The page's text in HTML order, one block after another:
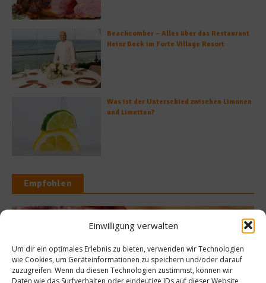
Einwilligung verwalten
Um dir ein optimales Erlebnis zu bieten, verwenden wir Technologien
wie Cookies, um Geräteinformationen zu speichern und/oder darauf
zuzugreifen. Wenn du diesen Technologien zustimmst, können wir
Daten wie das Surfverhalten oder eindeutige IDs auf dieser Website
Beachcomber – Alles über das Restaurant
Heinz Beck im Forte Village Resort
Was ist der Unterschied zwischen Limonen
und Limetten?
Empfohlen
Chorizo
Kulinarisches
interpretiert –